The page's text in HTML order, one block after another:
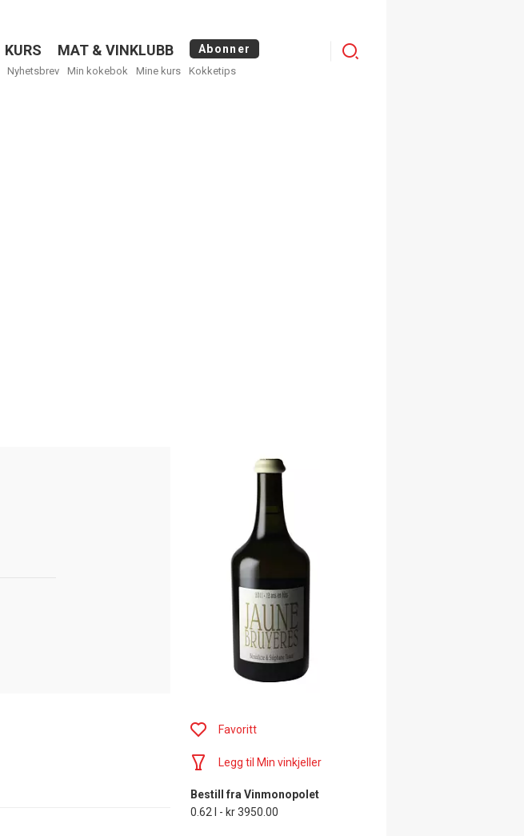
KURS MAT & VINKLUBB Abonner
Nyhetsbrev Min kokebok Mine kurs Kokketips
Menu
Favoritt
Legg til Min vinkjeller
Bestill fra Vinmonopolet
0.62 l - kr 3950.00